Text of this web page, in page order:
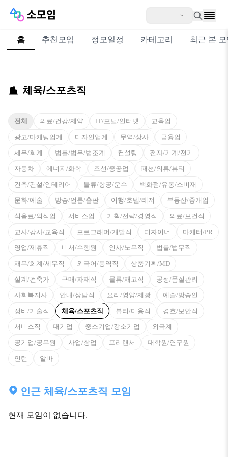
홈 추천모임 정모일정 카테고리 최근 본
체육/스포츠직
전체 의료/건강/제약 IT/포털/인터넷 교육업
광고/마케팅업계 디자인업계 무역/상사 금융업
세무/회계 법률/법무/법조계 컨설팅 전자/기계/전기
자동차 에너지/화학 조선/중공업 패션/의류/뷰티
건축/건설/인테리어 물류/항공/운수 백화점/유통/소비재
문화/예술 방송/언론/출판 여행/호텔/레저 부동산/중개업
식음료/외식업 서비스업 기획/전략/경영직 의료/보건직
교사/강사/교육직 프로그래머/개발직 디자이너 마케터/PR
영업/제휴직 비서/수행원 인사/노무직 법률/법무직
재무/회계/세무직 외국어/통역직 상품기획/MD
설계/건축가 구매/자재직 물류/재고직 공정/품질관리
사회복지사 안내/상담직 요리/영양/제빵 예술/방송인
정비/기술직 체육/스포츠직 뷰티/미용직 경호/보안직
서비스직 대기업 중소기업/강소기업 외국계
공기업/공무원 사업/창업 프리랜서 대학원/연구원
인턴 알바
인근 체육/스포츠직 모임
현재 모임이 없습니다.